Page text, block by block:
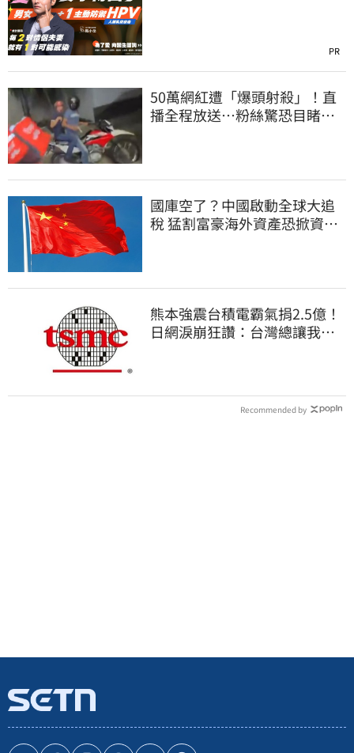
PR
50萬網紅遭「爆頭射殺」！直
播全程放送…粉絲驚恐目睹慘
國庫空了？中國啟動全球大追
稅 猛割富豪海外資產恐掀資金
熊本強震台積電霸氣捐2.5億！
日網淚崩狂讚：台灣總讓我們
Recommended by